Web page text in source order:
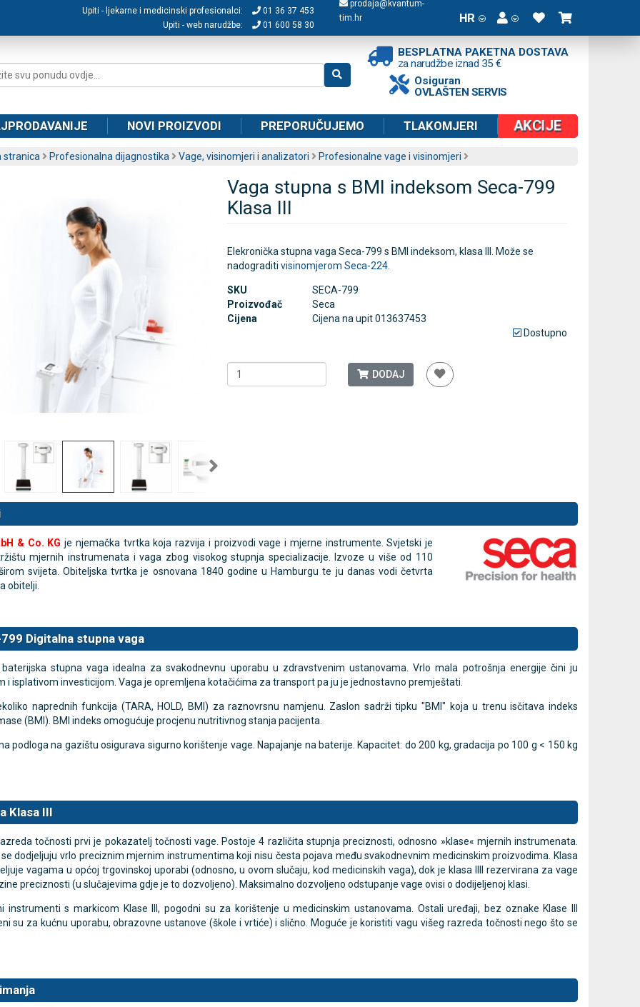
Upiti - ljekarne i medicinski profesionalci:
01 36 37 453
Upiti - web narudžbe:
01 600 58 30
prodaja@kvantum-
tim.hr
HR
BESPLATNA PAKETNA DOSTAVA
za narudžbe iznad 35 €
Osiguran
OVLAŠTEN SERVIS
NOVI PROIZVODI PREPORUČUJEMO TLAKOMJERI AKCIJE
stranica Profesionalna dijagnostika Vage, visinomjeri i analizatori Profesionalne vage i visinomjeri
Vaga stupna s BMI indeksom Seca-799
Klasa III
Elekronička stupna vaga Seca-799 s BMI indeksom, klasa III. Može se
nadograditi visinomjerom Seca-224.
SKU
SECA-799
Proizvođač
Seca
Cijena
Cijena na upit 013637453
Dostupno
DODAJ
& Co. KG je njemačka tvrtka koja razvija i proizvodi vage i mjerne instrumente. Svjetski je
mjernih instrumenata i vaga zbog visokog stupnja specializacije. Izvoze u više od 110
svijeta. Obiteljska tvrtka je osnovana 1840 godine u Hamburgu te ju danas vodi četvrta
obitelji.
Digitalna stupna vaga
baterijska stupna vaga idealna za svakodnevnu uporabu u zdravstvenim ustanovama. Vrlo mala potrošnja energije čini ju
i isplativom investicijom. Vaga je opremljena kotačićima za transport pa ju je jednostavno premještati.
naprednih funkcija (TARA, HOLD, BMI) za raznovrsnu namjenu. Zaslon sadrži tipku "BMI" koja u trenu isčitava indeks
(BMI). BMI indeks omogućuje procjenu nutritivnog stanja pacijenta.
podloga na gazištu osigurava sigurno korištenje vage. Napajanje na baterije. Kapacitet: do 200 kg, gradacija po 100 g < 150 kg
Klasa III
točnosti prvi je pokazatelj točnosti vage. Postoje 4 različita stupnja preciznosti, odnosno »klase« mjernih instrumenata.
se dodjeljuju vrlo preciznim mjernim instrumentima koji nisu česta pojava među svakodnevnim medicinskim proizvodima. Klasa
vagama u općoj trgovinskoj uporabi (odnosno, u ovom slučaju, kod medicinskih vaga), dok je klasa IIII rezervirana za vage
preciznosti (u slučajevima gdje je to dozvoljeno). Maksimalno dozvoljeno odstupanje vage ovisi o dodijeljenoj klasi.
instrumenti s markicom Klase III, pogodni su za korištenje u medicinskim ustanovama. Ostali uređaji, bez oznake Klase III
su za kućnu uporabu, obrazovne ustanove (škole i vrtiće) i slično. Moguće je koristiti vagu višeg razreda točnosti nego što se
X5 tlakomjer za nadlakticu
Gumeni jastuk na napuhavanje Moretti
ST306 45 cm
Antidekubitalni madrac FOFO
HF6001 s kompresorom | Kvantum-
Armfit+ BP2 tlakomjer
s EKG-om
Novo
MESI mTABLET ABI -
gležanjski indeks
Cijena na upit
013637453
DODAJ
MESI mTABLET EKG - 12-
kanalni elektrokardiograf
013637453